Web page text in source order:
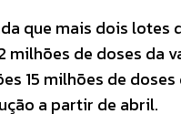
que mais dois lotes
milhões de doses da
15 milhões de
a partir de abril.